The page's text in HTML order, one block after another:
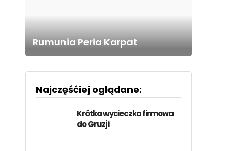
Rumunia Perła Karpat
Najczęśćiej oglądane:
Krótka wycieczka firmowa
do Gruzji